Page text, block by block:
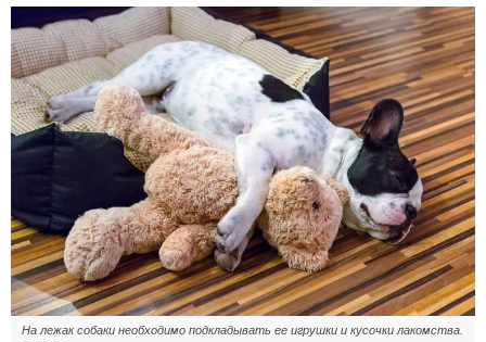
На лежак собаки необходимо подкладывать ее игрушки и кусочки лакомства.